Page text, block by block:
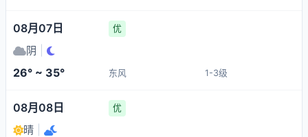
08月07日 优
阴
26° ~ 35° 东风 1-3级
08月08日 优
晴